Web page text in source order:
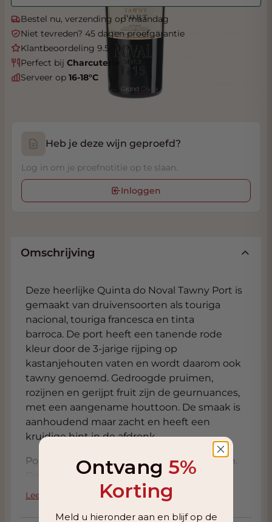
Bestel nu, verzending op maandag
Niet tevreden? 45 dagen proefgarantie
Klantbeoordeling 9.5/10
Perfect bij Charcuterie
Serveer op 16-18°C
Heb je deze wijn geproefd?
Log in om je proefnotitie op te slaan.
Inloggen
Omschrijving
Deze heerlijke Quinta do Noval Tawny Port is
gemaakt van druivensoorten als touriga
nacional, touriga francesca en tinta
barroca. De port heeft een tanende rode
kleur door de 3-jarige rijping op
kastanjehouten vaten en wordt daarom ook
tawny genoemd. Gedroogde pruimen,
rozijnen en gerijpt fruit zijn de geurnuances,
met een aangename houttoon. De smaak is
aanhoudend maar zacht en heeft een
kruidige hint in de afdronk.
Port is in alle opzichten een bijzondere wijn.
De bereidingswijze is absoluut uniek. De
gisting van de druiven duurt slechts tot het
moment dat er voor de smaak voldoende
onvergiste suiker overblijft. Dan voegt men
Lees meer
Ontvang 5%
Korting
Meld u hieronder aan en blijf op de